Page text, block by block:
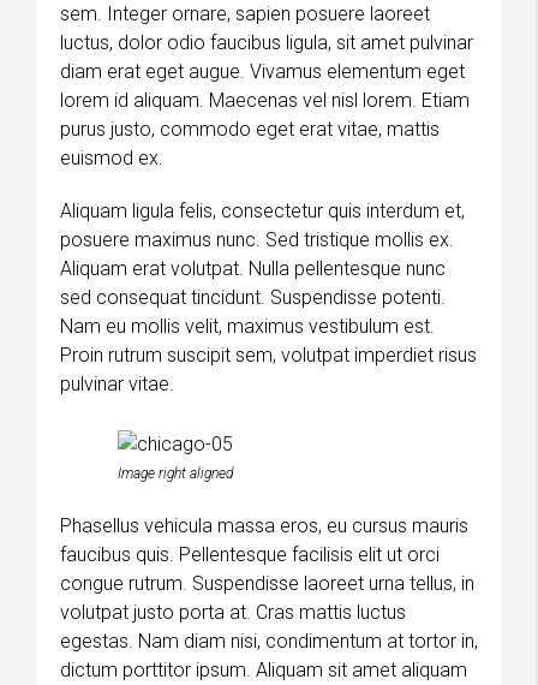
sem. Integer ornare, sapien posuere laoreet
luctus, dolor odio faucibus ligula, sit amet pulvinar
diam erat eget augue. Vivamus elementum eget
lorem id aliquam. Maecenas vel nisl lorem. Etiam
purus justo, commodo eget erat vitae, mattis
euismod ex.
Aliquam ligula felis, consectetur quis interdum et,
posuere maximus nunc. Sed tristique mollis ex.
Aliquam erat volutpat. Nulla pellentesque nunc
sed consequat tincidunt. Suspendisse potenti.
Nam eu mollis velit, maximus vestibulum est.
Proin rutrum suscipit sem, volutpat imperdiet risus
pulvinar vitae.
Image right aligned
Phasellus vehicula massa eros, eu cursus mauris
faucibus quis. Pellentesque facilisis elit ut orci
congue rutrum. Suspendisse laoreet urna tellus, in
volutpat justo porta at. Cras mattis luctus
egestas. Nam diam nisi, condimentum at tortor in,
dictum porttitor ipsum. Aliquam sit amet aliquam